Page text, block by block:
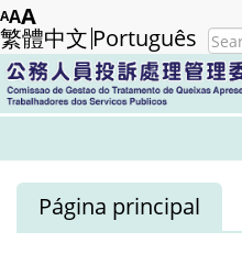
Skip
to
main
content
AAA
繁體中文 Português
Search
form
Submit
Página principal